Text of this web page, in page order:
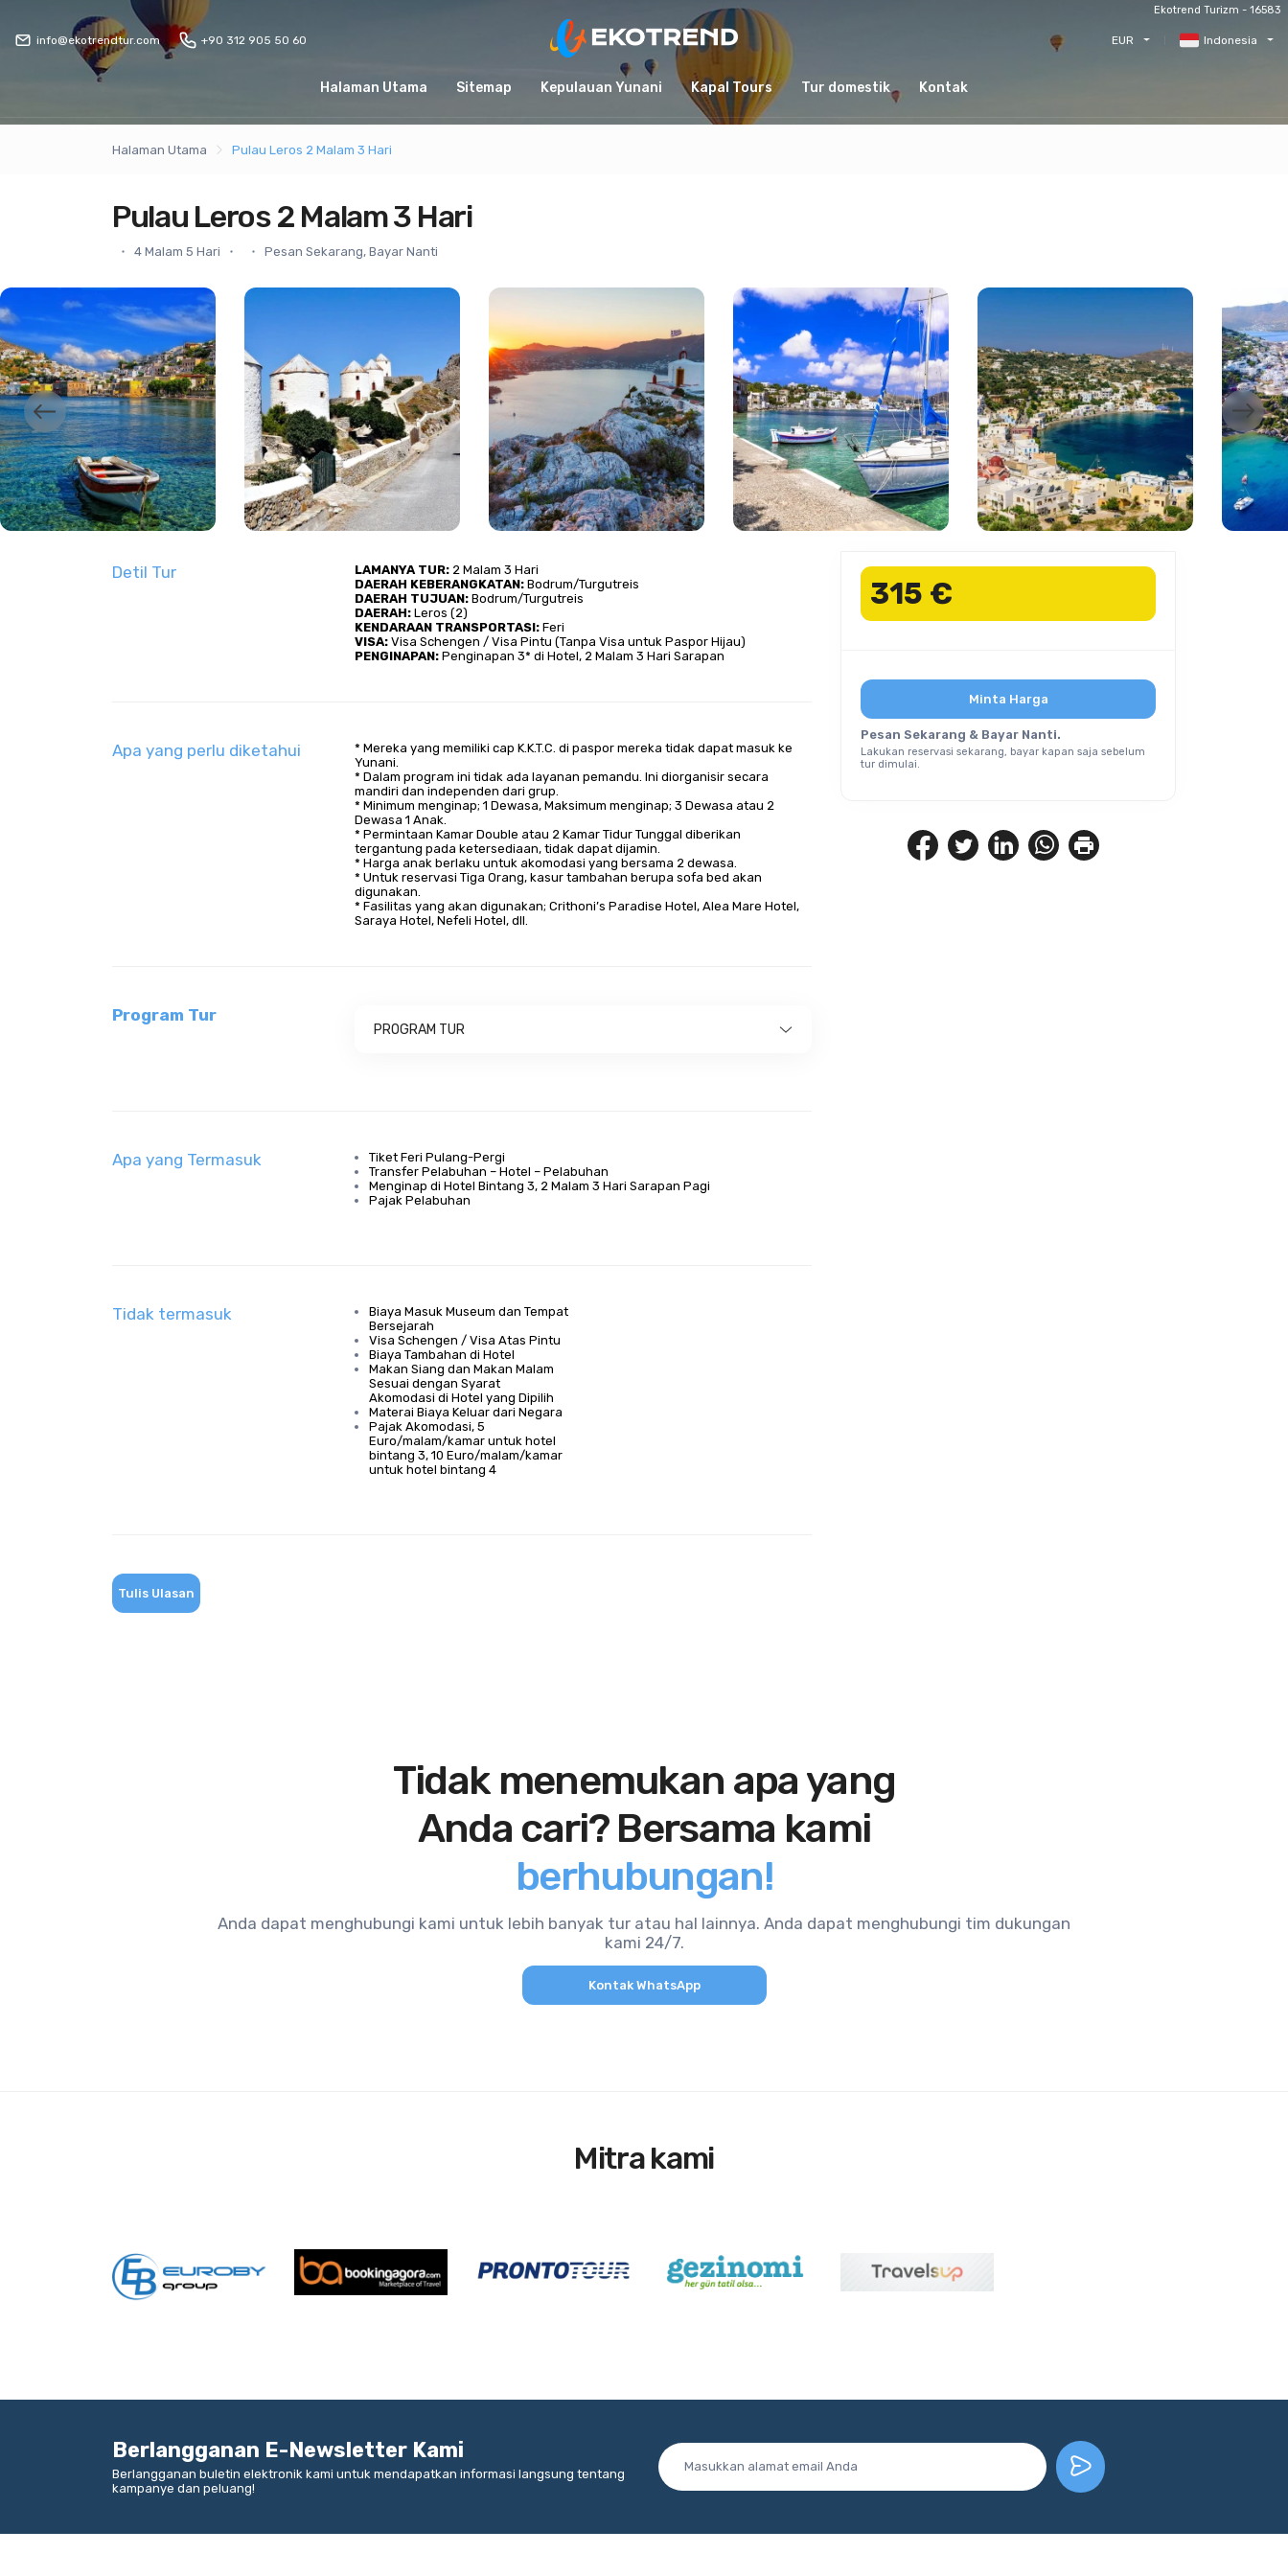
Ekotrend Turizm - 16583
info@ekotrendtur.com +90 312 905 50 60 EUR Indonesia
Halaman Utama Sitemap Kepulauan Yunani Kapal Tours Tur domestik Kontak
Halaman Utama Pulau Leros 2 Malam 3 Hari
Pulau Leros 2 Malam 3 Hari
4 Malam 5 Hari Pesan Sekarang, Bayar Nanti
Detil Tur LAMANYA TUR​: 2 Malam 3 Hari
DAERAH KEBERANGKATAN​: Bodrum/Turgutreis
DAERAH TUJUAN​: Bodrum/Turgutreis
DAERAH​: Leros (2)
KENDARAAN TRANSPORTASI​: Feri
VISA​​: Visa Schengen / Visa Pintu (Tanpa Visa untuk Paspor Hijau)
PENGINAPAN​: Penginapan 3* di Hotel, 2 Malam 3 Hari Sarapan
Apa yang perlu diketahui
* Mereka yang memiliki cap K.K.T.C. di paspor mereka tidak dapat masuk ke
Yunani.
* Dalam program ini tidak ada layanan pemandu. Ini diorganisir secara
mandiri dan independen dari grup.
* Minimum menginap; 1 Dewasa, Maksimum menginap; 3 Dewasa atau 2
Dewasa 1 Anak.
* Permintaan Kamar Double atau 2 Kamar Tidur Tunggal diberikan
tergantung pada ketersediaan, tidak dapat dijamin.
* Harga anak berlaku untuk akomodasi yang bersama 2 dewasa.
* Untuk reservasi Tiga Orang, kasur tambahan berupa sofa bed akan
digunakan.
* Fasilitas yang akan digunakan;Crithoni’s Paradise Hotel, Alea Mare Hotel,
Saraya Hotel, Nefeli Hotel, dll.
Program Tur
PROGRAM TUR
Apa yang Termasuk
Tiket Feri Pulang-Pergi
Transfer Pelabuhan – Hotel – Pelabuhan
Menginap di Hotel Bintang 3, 2 Malam 3 Hari Sarapan Pagi
Pajak Pelabuhan
Tidak termasuk
Biaya Masuk Museum dan Tempat
Bersejarah
Visa Schengen / Visa Atas Pintu
Biaya Tambahan di Hotel
Makan Siang dan Makan Malam
Sesuai dengan Syarat
Akomodasi di Hotel yang Dipilih
Materai Biaya Keluar dari Negara
Pajak Akomodasi, 5
Euro/malam/kamar untuk hotel
bintang 3, 10 Euro/malam/kamar
untuk hotel bintang 4
Tulis Ulasan
315 €
Minta Harga
Pesan Sekarang & Bayar Nanti.
Lakukan reservasi sekarang, bayar kapan saja sebelum
tur dimulai.
Tidak menemukan apa yang
Anda cari? Bersama kami
berhubungan!
Anda dapat menghubungi kami untuk lebih banyak tur atau hal lainnya. Anda dapat menghubungi tim dukungan
kami 24/7.
Kontak WhatsApp
Mitra kami
Berlangganan E-Newsletter Kami
Berlangganan buletin elektronik kami untuk mendapatkan informasi langsung tentang
kampanye dan peluang!